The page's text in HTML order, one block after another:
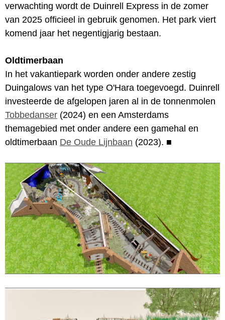
verwachting wordt de Duinrell Express in de zomer
van 2025 officieel in gebruik genomen. Het park viert
komend jaar het negentigjarig bestaan.
Oldtimerbaan
In het vakantiepark worden onder andere zestig
Duingalows van het type O'Hara toegevoegd. Duinrell
investeerde de afgelopen jaren al in de tonnenmolen
Tobbedanser (2024) en een Amsterdams
themagebied met onder andere een gamehal en
oldtimerbaan De Oude Lijnbaan (2023). ■